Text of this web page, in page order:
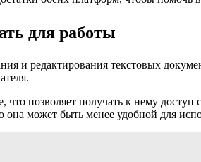
для работы
и редактирования текстовых
что позволяет получать к нему
может быть менее удобной для